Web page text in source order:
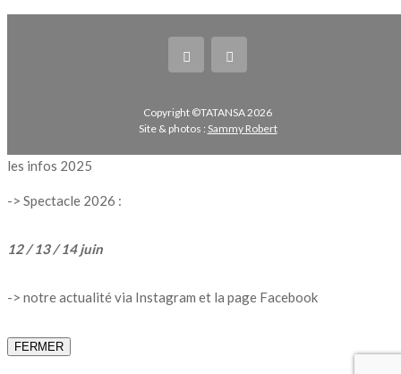
Copyright ©TATANSA 2026
Site & photos : Sammy Robert
les infos 2025
-> Spectacle 2026 :
12 / 13 / 14 juin
-> notre actualité via Instagram et la page Facebook
FERMER